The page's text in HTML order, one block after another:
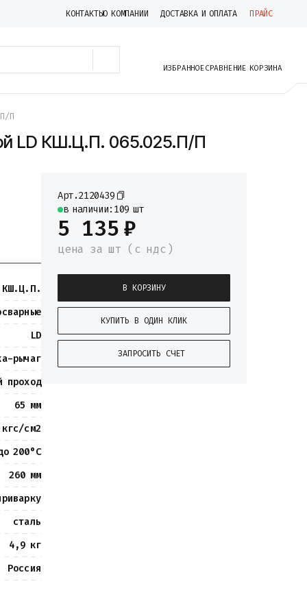
КОНТАКТЫО КОМПАНИИ ДОСТАВКА И ОПЛАТА ПРАЙС
ИЗБРАННОЕСРАВНЕНИЕ КОРЗИНА
П
LD КШ.Ц.П. 065.025.П/П
КШ.Ц.П.
LD
рычаг
проход
65 мм
см2
200°С
260 мм
сталь
4,9 кг
Россия
Арт.2120439
в наличии: 109 шт
5 135₽
цена за шт (c ндс)
В КОРЗИНУ
КУПИТЬ В ОДИН КЛИК
ЗАПРОСИТЬ СЧЕТ